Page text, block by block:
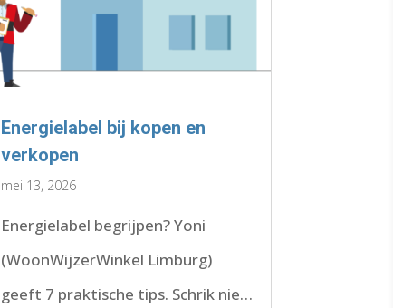
Energielabel bij kopen en
verkopen
mei 13, 2026
Energielabel begrijpen? Yoni
(WoonWijzerWinkel Limburg)
geeft 7 praktische tips. Schrik niet